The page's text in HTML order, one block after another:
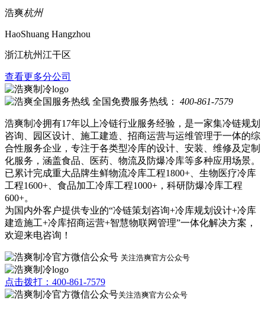
浩爽杭州
HaoShuang Hangzhou
浙江杭州江干区
查看更多分公司
全国免费服务热线： 400-861-7579
浩爽制冷拥有17年以上冷链行业服务经验，是一家集冷链规划
咨询、园区设计、施工建造、招商运营与运维管理于一体的综
合性服务企业，专注于各类型冷库的设计、安装、维修及定制
化服务，涵盖食品、医药、物流及防爆冷库等多种应用场景。
已累计完成重大品牌生鲜物流冷库工程1800+、生物医疗冷库
工程1600+、食品加工冷库工程1000+，科研防爆冷库工程
600+。
为国内外客户提供专业的“冷链策划咨询+冷库规划设计+冷库
建造施工+冷库招商运营+智慧物联网管理”一体化解决方案，
欢迎来电咨询！
关注浩爽官方公众号
点击拨打：400-861-7579
关注浩爽官方公众号